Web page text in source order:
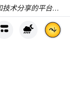
Noise宝藏阁是一个专注于独特设计和技术分享的平台，分享AI、编程和资源